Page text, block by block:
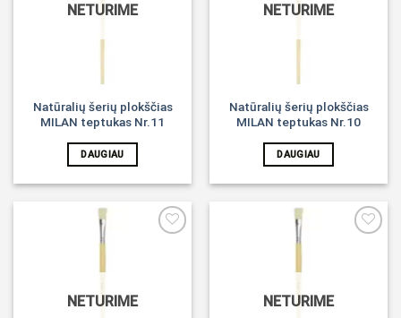
NETURIME
Natūralių šerių plokščias
MILAN teptukas Nr.11
DAUGIAU
NETURIME
Natūralių šerių plokščias
MILAN teptukas Nr.10
DAUGIAU
NETURIME NETURIME